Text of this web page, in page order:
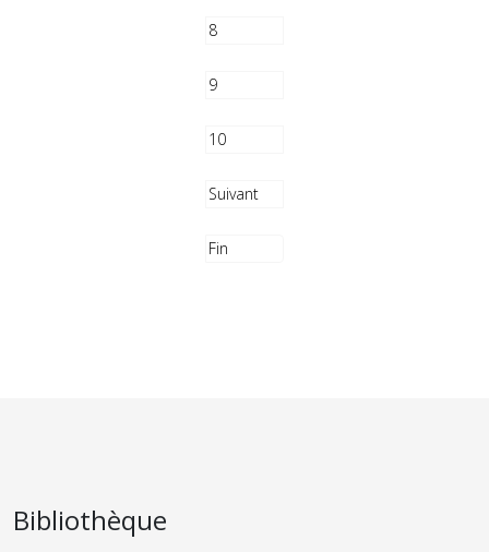
8
9
10
Suivant
Fin
Bibliothèque